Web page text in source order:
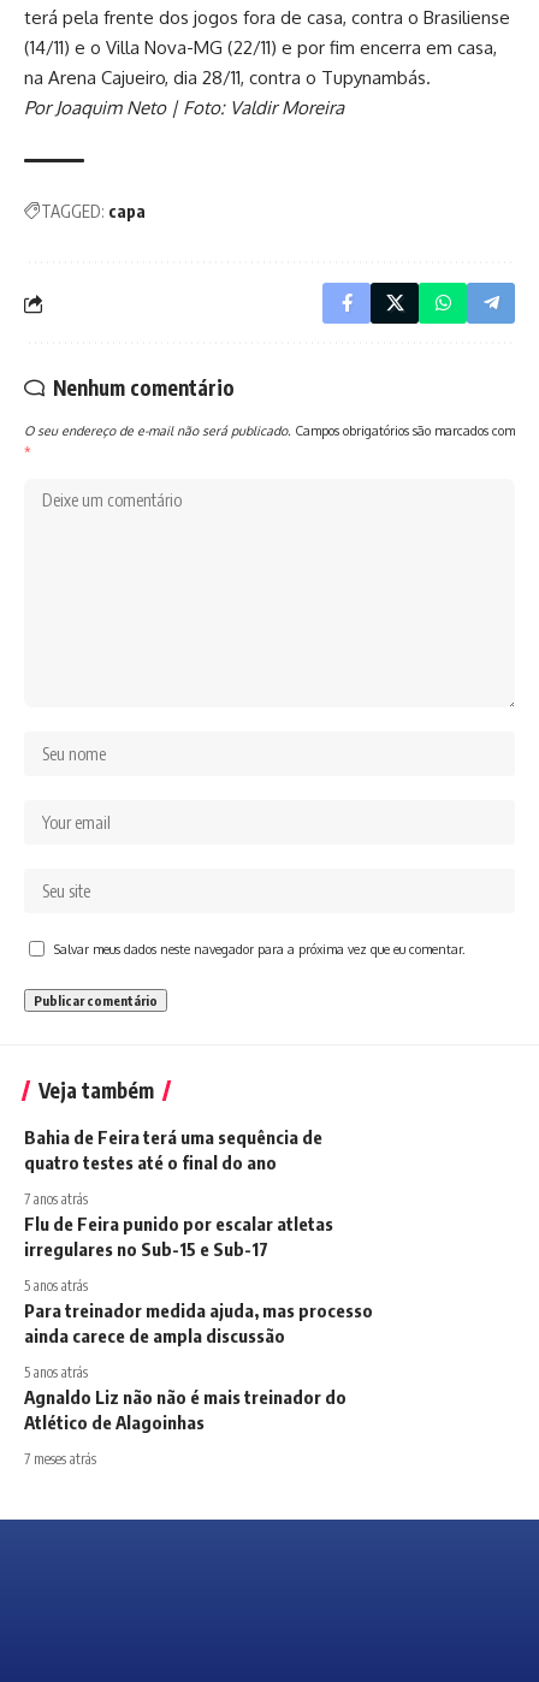
terá pela frente dos jogos fora de casa, contra o Brasiliense
(14/11) e o Villa Nova-MG (22/11) e por fim encerra em casa,
na Arena Cajueiro, dia 28/11, contra o Tupynambás.
Por Joaquim Neto | Foto: Valdir Moreira
TAGGED: capa
Nenhum comentário
O seu endereço de e-mail não será publicado. Campos obrigatórios são marcados com
*
Salvar meus dados neste navegador para a próxima vez que eu comentar.
Veja também
Bahia de Feira terá uma sequência de
quatro testes até o final do ano
7 anos atrás
Flu de Feira punido por escalar atletas
irregulares no Sub-15 e Sub-17
5 anos atrás
Para treinador medida ajuda, mas processo
ainda carece de ampla discussão
5 anos atrás
Agnaldo Liz não não é mais treinador do
Atlético de Alagoinhas
7 meses atrás